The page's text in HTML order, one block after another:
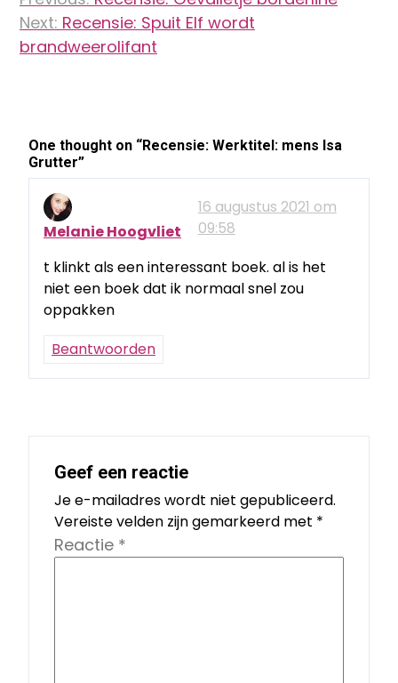
navigatie
Next: Recensie: Spuit Elf wordt
brandweerolifant
One thought on “Recensie: Werktitel: mens Isa
Grutter”
Melanie Hoogvliet
16 augustus 2021 om
09:58
t klinkt als een interessant boek. al is het
niet een boek dat ik normaal snel zou
oppakken
Beantwoorden
Geef een reactie
Je e-mailadres wordt niet gepubliceerd.
Vereiste velden zijn gemarkeerd met *
Reactie *